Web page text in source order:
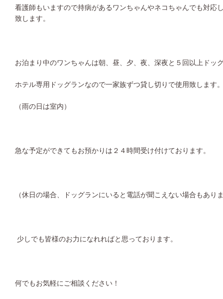
看護師もいますので持病があるワンちゃんやネコちゃんでも対応
致します。
お泊まり中のワンちゃんは朝、昼、夕、夜、深夜と５回以上ドッ
ホテル専用ドッグランなので一家族ずつ貸し切りで使用致します
（雨の日は室内）
急な予定ができてもお預かりは２４時間受け付けております。
（休日の場合、ドッグランにいると電話が聞こえない場合もあり
少しでも皆様のお力になれればと思っております。
何でもお気軽にご相談ください！